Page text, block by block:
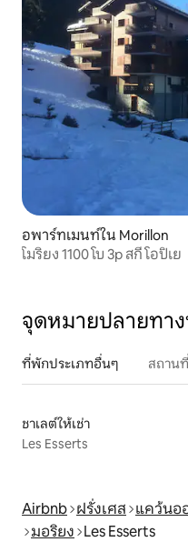
อพาร์ทเมนท์ใน Morillon
โมริยง 1100 โบ 3p สกี โอปิเย
จุดหมายปลายทาง
ที่พักประเภทอื่นๆ สถาน
ชาเลต์ให้เช่า
Les Esserts
Airbnb ฝรั่งเศส แคว้นอ
มอริยง Les Esserts